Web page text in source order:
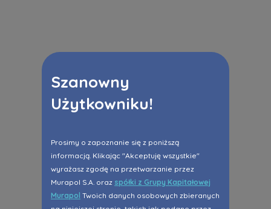
Szanowny
Użytkowniku!
Prosimy o zapoznanie się z poniższą
informacją. Klikając "Akceptuję wszystkie"
wyrażasz zgodę na przetwarzanie przez
Murapol S.A. oraz spółki z Grupy Kapitałowej
Murapol Twoich danych osobowych zbieranych